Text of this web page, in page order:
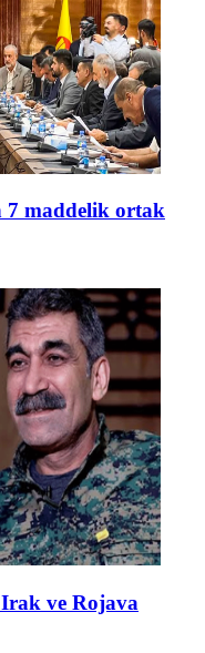
maddelik ortak
Irak ve Rojava